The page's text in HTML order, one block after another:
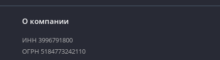
О компании
ИНН 3996791800
ОГРН 5184773242110